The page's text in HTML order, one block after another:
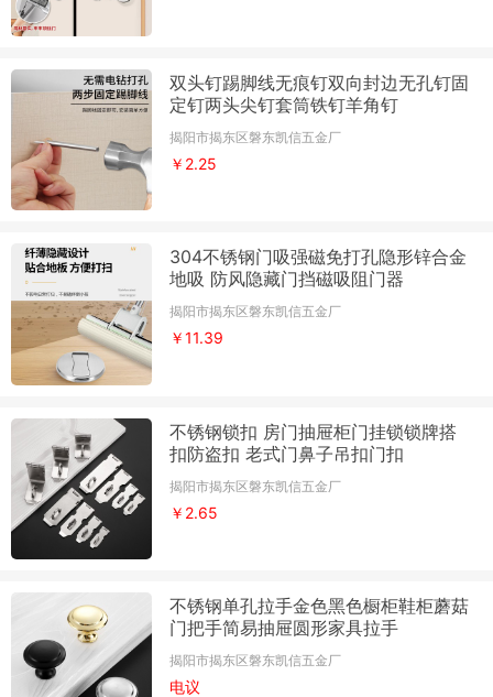
双头钉踢脚线无痕钉双向封边无孔钉固
定钉两头尖钉套筒铁钉羊角钉
揭阳市揭东区磐东凯信五金厂
￥2.25
304不锈钢门吸强磁免打孔隐形锌合金
地吸 防风隐藏门挡磁吸阻门器
揭阳市揭东区磐东凯信五金厂
￥11.39
不锈钢锁扣 房门抽屉柜门挂锁锁牌搭
扣防盗扣 老式门鼻子吊扣门扣
揭阳市揭东区磐东凯信五金厂
￥2.65
不锈钢单孔拉手金色黑色橱柜鞋柜蘑菇
门把手简易抽屉圆形家具拉手
揭阳市揭东区磐东凯信五金厂
电议